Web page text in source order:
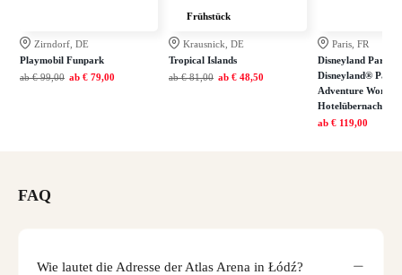
Zirndorf, DE
Playmobil Funpark
ab € 99,00 ab € 79,00
Frühstück
Krausnick, DE
Tropical Islands
ab € 81,00 ab € 48,50
Paris, FR
Disneyland Paris:
Disneyland® Park
Adventure World
Hotelübernachtung
ab € 119,00
FAQ
Wie lautet die Adresse der Atlas Arena in Łódź?